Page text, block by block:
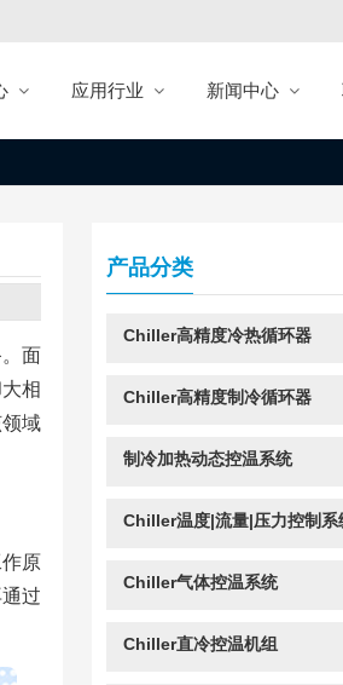
应用行业 新闻中心
面
相
域
原
过
产品分类
Chiller高精度冷热循环器
Chiller高精度制冷循环器
制冷加热动态控温系统
Chiller温度|流量|压力控制系
Chiller气体控温系统
Chiller直冷控温机组